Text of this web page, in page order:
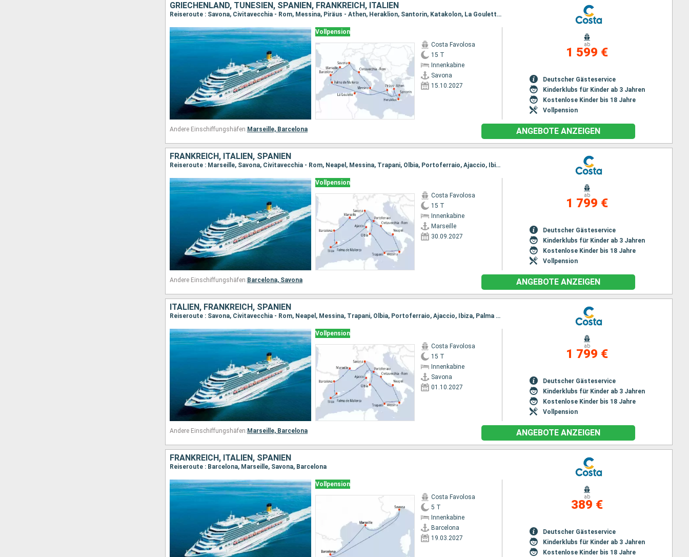
GRIECHENLAND, TUNESIEN, SPANIEN, FRANKREICH, ITALIEN
Reiseroute : Savona, Civitavecchia - Rom, Messina, Piräus - Athen, Heraklion, Santorin, Katakolon, La Goulette, Palma de Mallorca, Barcelona, Marseille, Savona
Vollpension
Costa Favolosa
15 T
Innenkabine
Savona
15.10.2027
ab
1 599 €
Deutscher Gästeservice
Kinderklubs für Kinder ab 3 Jahren
Kostenlose Kinder bis 18 Jahre
Vollpension
Andere Einschiffungshäfen: Marseille, Barcelona ANGEBOTE ANZEIGEN
FRANKREICH, ITALIEN, SPANIEN
Reiseroute : Marseille, Savona, Civitavecchia - Rom, Neapel, Messina, Trapani, Olbia, Portoferraio, Ajaccio, Ibiza, Palma de Mallorca, Barcelona, Marseille
Vollpension
Costa Favolosa
15 T
Innenkabine
Marseille
30.09.2027
ab
1 799 €
Deutscher Gästeservice
Kinderklubs für Kinder ab 3 Jahren
Kostenlose Kinder bis 18 Jahre
Vollpension
Andere Einschiffungshäfen: Barcelona, Savona ANGEBOTE ANZEIGEN
ITALIEN, FRANKREICH, SPANIEN
Reiseroute : Savona, Civitavecchia - Rom, Neapel, Messina, Trapani, Olbia, Portoferraio, Ajaccio, Ibiza, Palma de Mallorca, Barcelona, Marseille, Savona
Vollpension
Costa Favolosa
15 T
Innenkabine
Savona
01.10.2027
ab
1 799 €
Deutscher Gästeservice
Kinderklubs für Kinder ab 3 Jahren
Kostenlose Kinder bis 18 Jahre
Vollpension
Andere Einschiffungshäfen: Marseille, Barcelona ANGEBOTE ANZEIGEN
FRANKREICH, ITALIEN, SPANIEN
Reiseroute : Barcelona, Marseille, Savona, Barcelona
Vollpension
Costa Favolosa
5 T
Innenkabine
Barcelona
19.03.2027
ab
389 €
Deutscher Gästeservice
Kinderklubs für Kinder ab 3 Jahren
Kostenlose Kinder bis 18 Jahre